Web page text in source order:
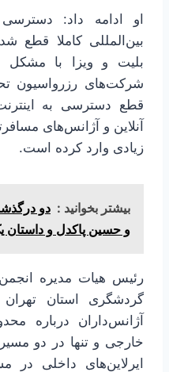
او ادامه داد:
بین‌المللی کاملا قطع
بلیت و ویزا با مشکل
شرکت‌های رزرواسیون
قطع دسترسی به
آنلاین و آژانس‌های
زیادی وارد کرده است.
بیشتر بخوانید : دو
و حسین پاکدل و داستان
رئیس هیات مدیره
گردشگری استان
آژانس‌داران درباره
خارجی و تنها در دو
ایرلاین‌های داخلی در